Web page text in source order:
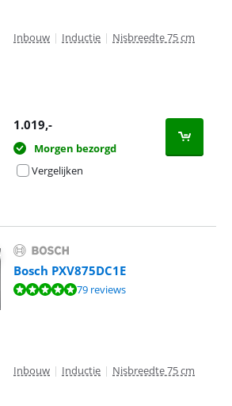
Inbouw | Inductie | Nisbreedte 75 cm
1.019,-
Morgen bezorgd
Vergelijken
Bosch PXV875DC1E
10, gebaseerd op 79 reviews.
79 reviews
Inbouw | Inductie | Nisbreedte 75 cm